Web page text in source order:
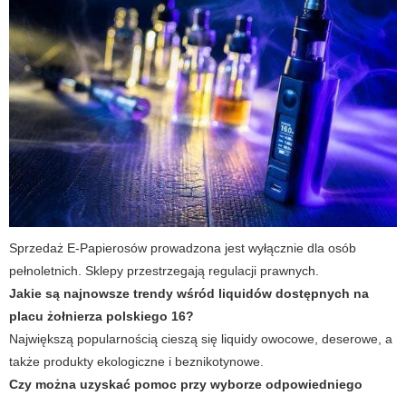
Sprzedaż E-Papierosów prowadzona jest wyłącznie dla osób
pełnoletnich. Sklepy przestrzegają regulacji prawnych.
Jakie są najnowsze trendy wśród liquidów dostępnych na
placu żołnierza polskiego 16?
Największą popularnością cieszą się liquidy owocowe, deserowe, a
także produkty ekologiczne i beznikotynowe.
Czy można uzyskać pomoc przy wyborze odpowiedniego